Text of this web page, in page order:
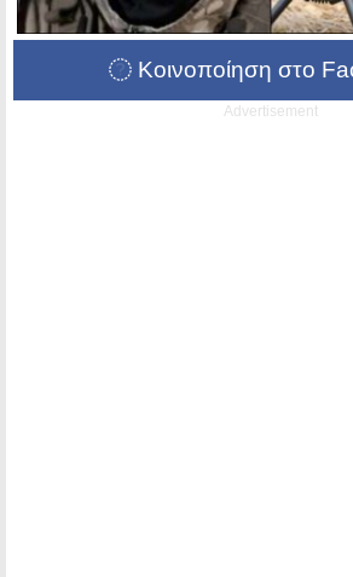
Κοινοποίηση στο
Advertisement